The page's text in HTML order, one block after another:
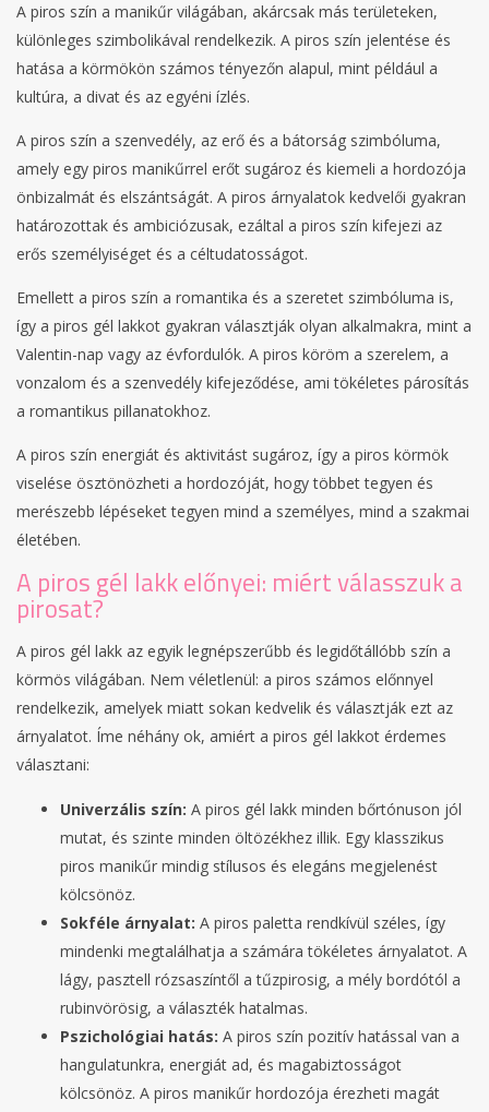
A piros szín a manikűr világában, akárcsak más területeken,
különleges szimbolikával rendelkezik. A piros szín jelentése és
hatása a körmökön számos tényezőn alapul, mint például a
kultúra, a divat és az egyéni ízlés.
A piros szín a szenvedély, az erő és a bátorság szimbóluma,
amely egy piros manikűrrel erőt sugároz és kiemeli a hordozója
önbizalmát és elszántságát. A piros árnyalatok kedvelői gyakran
határozottak és ambiciózusak, ezáltal a piros szín kifejezi az
erős személyiséget és a céltudatosságot.
Emellett a piros szín a romantika és a szeretet szimbóluma is,
így a piros gél lakkot gyakran választják olyan alkalmakra, mint a
Valentin-nap vagy az évfordulók. A piros köröm a szerelem, a
vonzalom és a szenvedély kifejeződése, ami tökéletes párosítás
a romantikus pillanatokhoz.
A piros szín energiát és aktivitást sugároz, így a piros körmök
viselése ösztönözheti a hordozóját, hogy többet tegyen és
merészebb lépéseket tegyen mind a személyes, mind a szakmai
életében.
A piros gél lakk előnyei: miért válasszuk a
pirosat?
A piros gél lakk az egyik legnépszerűbb és legidőtállóbb szín a
körmös világában. Nem véletlenül: a piros számos előnnyel
rendelkezik, amelyek miatt sokan kedvelik és választják ezt az
árnyalatot. Íme néhány ok, amiért a piros gél lakkot érdemes
választani:
Univerzális szín: A piros gél lakk minden bőrtónuson jól
mutat, és szinte minden öltözékhez illik. Egy klasszikus
piros manikűr mindig stílusos és elegáns megjelenést
kölcsönöz.
Sokféle árnyalat: A piros paletta rendkívül széles, így
mindenki megtalálhatja a számára tökéletes árnyalatot. A
lágy, pasztell rózsaszíntől a tűzpirosig, a mély bordótól a
rubinvörösig, a választék hatalmas.
Pszichológiai hatás: A piros szín pozitív hatással van a
hangulatunkra, energiát ad, és magabiztosságot
kölcsönöz. A piros manikűr hordozója érezheti magát